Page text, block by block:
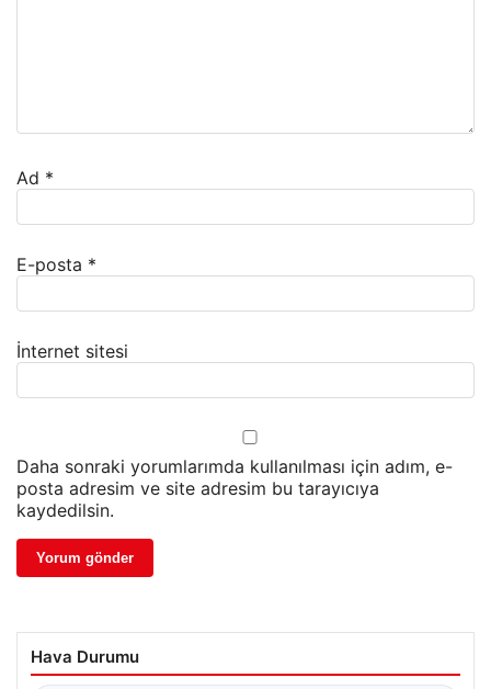
Ad *
E-posta *
İnternet sitesi
Daha sonraki yorumlarımda kullanılması için adım, e-
posta adresim ve site adresim bu tarayıcıya
kaydedilsin.
Hava Durumu